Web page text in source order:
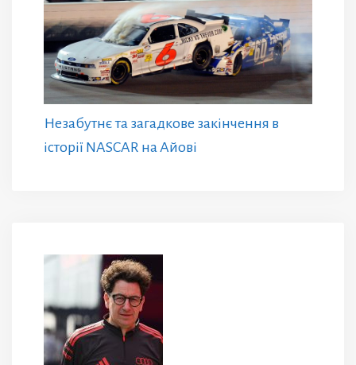
Незабутнє та загадкове закінчення в
історії NASCAR на Айові